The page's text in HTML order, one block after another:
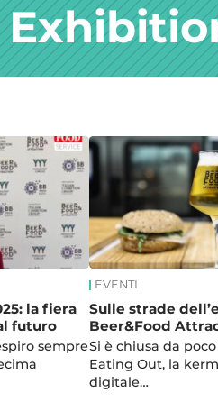
la fiera
futuro
sempre
EVENTI
Sulle strade
Beer&Food
Si è chiusa da
Eating Out, la
digitale…